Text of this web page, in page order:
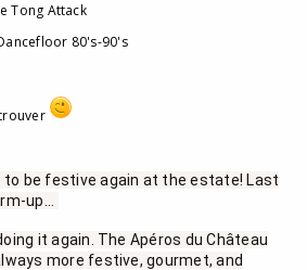
Tong Attack
80's-90's
to be festive again at the estate! Last
up...
it again. The Apéros du Château
more festive, gourmet, and